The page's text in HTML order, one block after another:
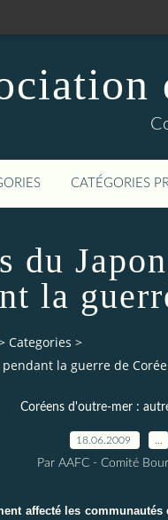
CATÉGORIES
du
la
Categories >
la guerre de Corée
Coréens d'outre-mer :
18.06.2009
Par AAFC - Comité
affecté les